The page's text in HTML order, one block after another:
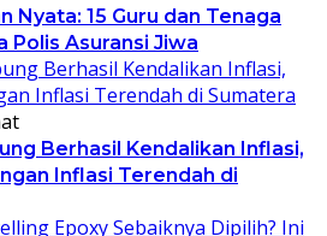
Nyata: 15 Guru dan Tenaga
Polis Asuransi Jiwa
Berhasil Kendalikan Inflasi,
Inflasi Terendah di